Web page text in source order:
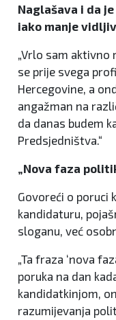
Naglašava i da
iako manje
„Vrlo sam aktivno
se prije svega
Hercegovine, a
angažman na
da danas budem
Predsjedništva.“
„Nova faza
Govoreći o poruci
kandidaturu,
sloganu, već
„Ta fraza ‘nova
poruka na dan
kandidatkinjom,
razumijevanja